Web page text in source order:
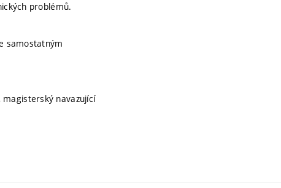
problémů.
samostatným
magisterský navazující